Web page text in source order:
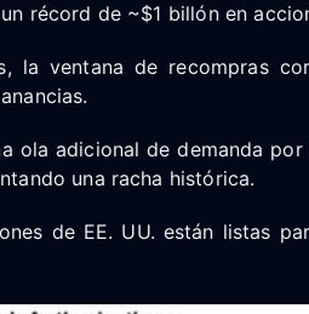
récord de ~$1 billón en
la ventana de recompras
ola adicional de demanda
una racha histórica.
de EE. UU. están listas